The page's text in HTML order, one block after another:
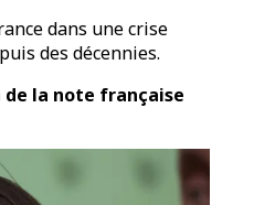
dans une crise
des décennies.
de la note française